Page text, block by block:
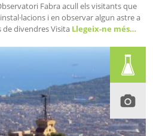
Fabra acull els visitants que
i en observar algun astre a
de divendres Visita Llegeix-ne més…